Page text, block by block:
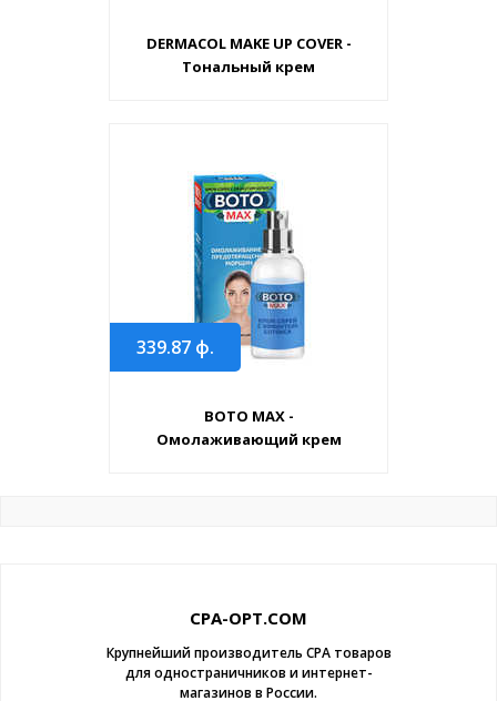
DERMACOL MAKE UP COVER -
Тональный крем
339.87 ф.
BOTO MAX -
Омолаживающий крем
CPA-OPT.COM
Крупнейший производитель CPA товаров
для одностраничников и интернет-
магазинов в России.